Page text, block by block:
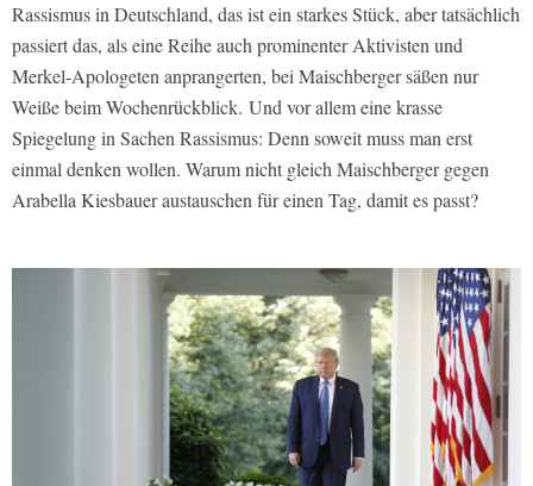
Rassismus in Deutschland, das ist ein starkes Stück, aber tatsächlich
passiert das, als eine Reihe auch prominenter Aktivisten und
Merkel-Apologeten anprangerten, bei Maischberger säßen nur
Weiße beim Wochenrückblick. Und vor allem eine krasse
Spiegelung in Sachen Rassismus: Denn soweit muss man erst
einmal denken wollen. Warum nicht gleich Maischberger gegen
Arabella Kiesbauer austauschen für einen Tag, damit es passt?